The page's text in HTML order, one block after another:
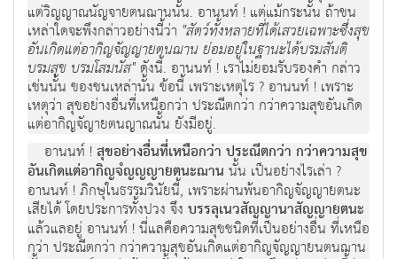
แต่วิญญาณนัญจายตนฌานนั้น. อานนท์ ! แต่แม้กระนั้น ถ้าชน
เหล่าใดจะพึงกล่าวอย่างนี้ว่า "สัตว์ทั้งหลายที่ได้เสวยเฉพาะซึ่งสุข
อันเกิดแต่อากิญจัญญายตนฌาน ย่อมอยู่ในฐานะได้บรมสันติ
บรมสุข บรมโสมนัส"ดังนี้. อานนท์ ! เราไม่ยอมรับรองคำ กล่าว
เช่นนั้น ของชนเหล่านั้น ข้อนี้ เพราะเหตุไร ? อานนท์ ! เพราะ
เหตุว่า สุขอย่างอื่นที่เหนือกว่า ประณีตกว่า กว่าความสุขอันเกิด
แต่อากิญจัญายตนญาณนั้น ยังมีอยู่.
อานนท์ !สุขอย่างอื่นที่เหนือกว่า ประณีตกว่า กว่าความสุข
อันเกิดแต่อากิญจํญญญายตนะฌาน นั้น เป็นอย่างไรเล่า ?
อานนท์ ! ภิกษุในธรรมวินัยนี้, เพราะผ่านพ้นอากิญจัญญายตนะ
เสียได้ โดยประการทั้งปวง จึง บรรลุเนวสัญญานาสัญญายตนะ
แล้วแลอยู่ อานนท์ ! นี่แลคือความสุขชนิดที่เป็นอย่างอื่น ที่เหนือ
กว่า ประณีตกว่า กว่าความสุขอันเกิดแต่อากิญจัญญายนตนฌาน